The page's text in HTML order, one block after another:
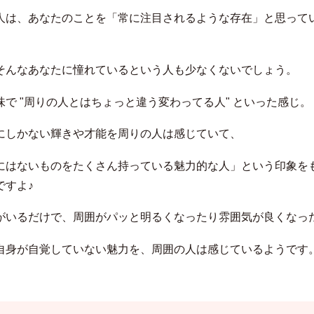
は、あなたのことを「常に注目されるような存在」と思って
んなあなたに憧れているという人も少なくないでしょう。
で "周りの人とはちょっと違う変わってる人" といった感じ。
しかない輝きや才能を周りの人は感じていて、
はないものをたくさん持っている魅力的な人」という印象を
すよ♪
いるだけで、周囲がパッと明るくなったり雰囲気が良くなっ
身が自覚していない魅力を、周囲の人は感じているようです。